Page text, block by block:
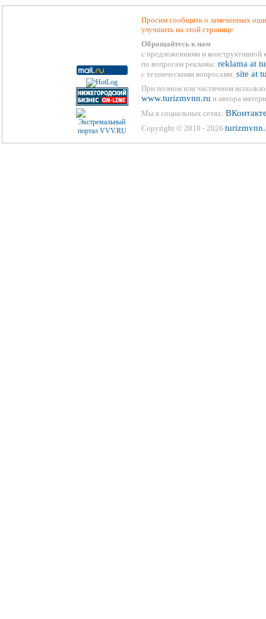
Просим сообщить о замеченных
улучшить на этой странице
Обращайтесь к нам
с предложениями и конструктивной
по вопросам рекламы: reklama at
с техническими вопросами: site at
При полном или частичном
www.turizmvnn.ru и автора
Мы в социальных сетях:
Copyright © 2010 - 2026